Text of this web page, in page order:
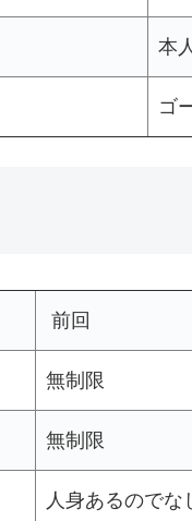
本
ゴ
前回
無制限
無制限
人身あるのでな